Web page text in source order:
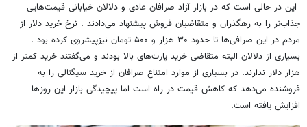
این در حالی است که در بازار آزاد صرافان عادی و دلالان خیابانی قیمت‌هایی
جذاب‌تر را به رهگذران و متقاضیان فروش پیشنهاد می‌دادند . نرخ خرید دلار از
مردم در این صرافی‌ها تا حدود ۳۰ هزار و ۵۰۰ تومان نیزپیشروی کرده بود .
بسیاری از دلالان البته متقاضی خرید پارت‌های بالا بودند و می‌گفتند خرید کمتر از
هزار دلار ندارند. در بسیاری از موارد امتناع صرافان از خرید سیگنالی را به
فروشنده می‌دهد که کاهش قیمت در راه است اما پیچیدگی بازار این روزها
افزایش یافته است.